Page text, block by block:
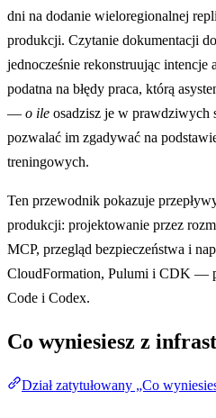
dni na dodanie wieloregionalnej
produkcji. Czytanie dokumentacji
jednocześnie rekonstruując intencje
podatna na błędy praca, którą
— o ile osadzisz je w prawdziwych
pozwalać im zgadywać na
treningowych.
Ten przewodnik pokazuje
produkcji: projektowanie przez
MCP, przegląd bezpieczeństwa i
CloudFormation, Pulumi i CDK —
Code i Codex.
Co wyniesiesz z
Dział zatytułowany „Co